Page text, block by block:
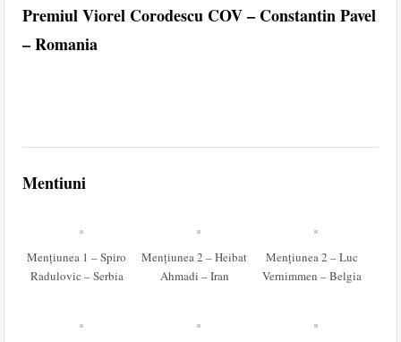
Premiul Viorel Corodescu COV – Constantin Pavel
– Romania
Mentiuni
Mențiunea 1 – Spiro
Radulovic – Serbia
Mențiunea 2 – Heibat
Ahmadi – Iran
Mențiunea 2 – Luc
Vernimmen – Belgia